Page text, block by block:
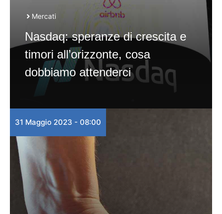
Mercati
Nasdaq: speranze di crescita e
timori all’orizzonte, cosa
dobbiamo attenderci
31 Maggio 2023 - 08:00